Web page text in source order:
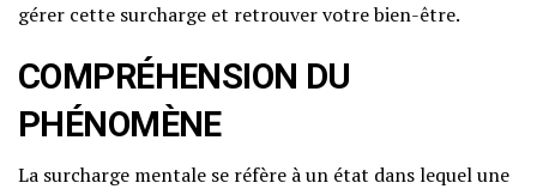
gérer cette surcharge et retrouver votre bien-être.
COMPRÉHENSION DU
PHÉNOMÈNE
La surcharge mentale se réfère à un état dans lequel une